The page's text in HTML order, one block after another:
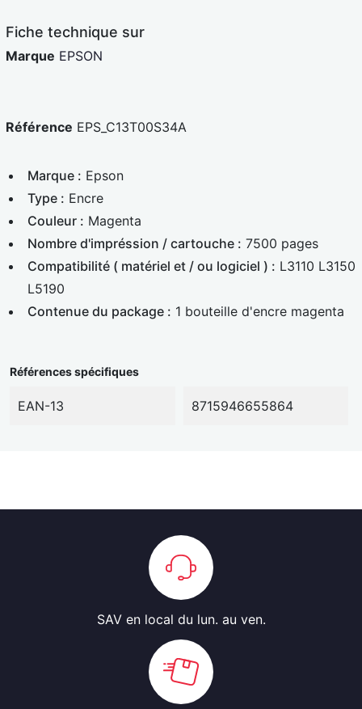
Fiche technique sur
Marque EPSON
Référence EPS_C13T00S34A
Marque : Epson
Type : Encre
Couleur : Magenta
Nombre d'impréssion / cartouche : 7500 pages
Compatibilité ( matériel et / ou logiciel ) : L3110 L3150
L5190
Contenue du package : 1 bouteille d'encre magenta
Références spécifiques
EAN-13 8715946655864
SAV en local du lun. au ven.